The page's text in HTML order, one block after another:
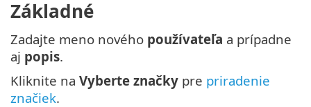
Základné
Zadajte meno nového používateľa a prípadne
aj popis.
Kliknite na Vyberte značky pre priradenie
značiek.